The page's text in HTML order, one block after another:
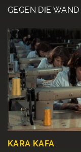
GEGEN DIE WAND
KARA KAFA